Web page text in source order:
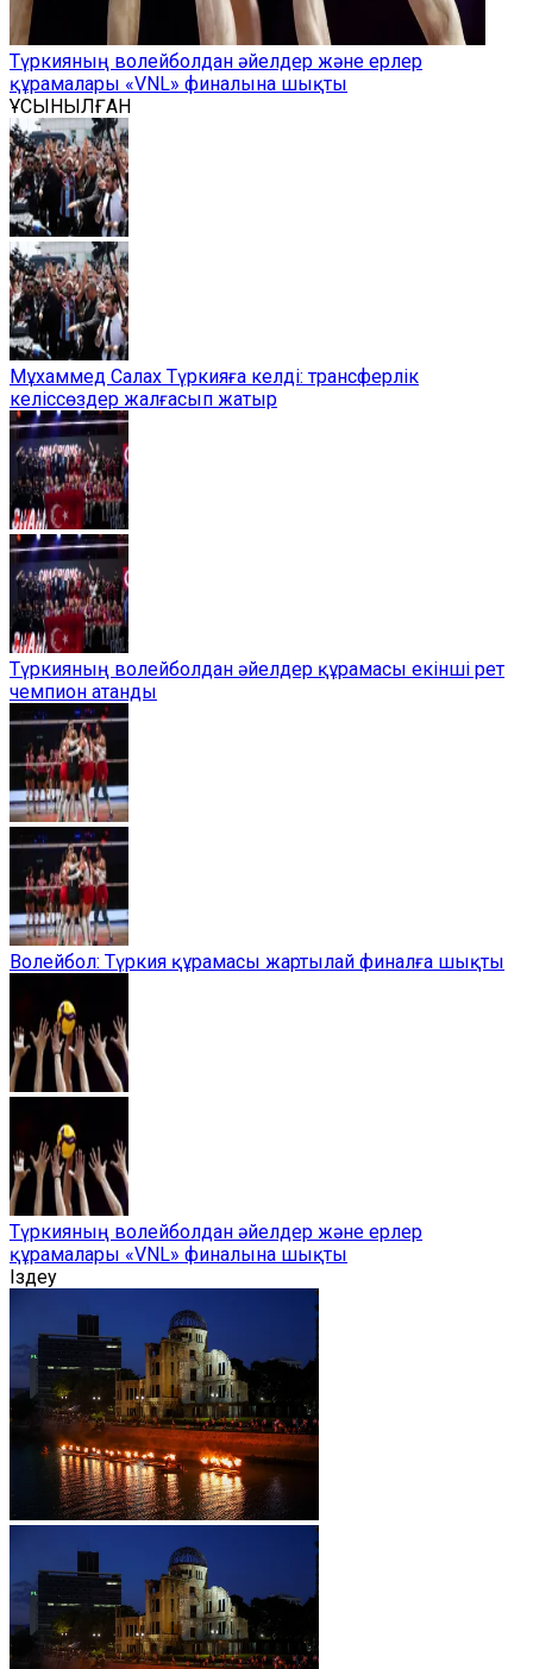
Түркияның волейболдан әйелдер және ерлер
құрамалары «VNL» финалына шықты
ҰСЫНЫЛҒАН
Мұхаммед Салах Түркияға келді: трансферлік
келіссөздер жалғасып жатыр
Түркияның волейболдан әйелдер құрамасы екінші рет
чемпион атанды
Волейбол: Түркия құрамасы жартылай финалға шықты
Түркияның волейболдан әйелдер және ерлер
құрамалары «VNL» финалына шықты
Іздеу